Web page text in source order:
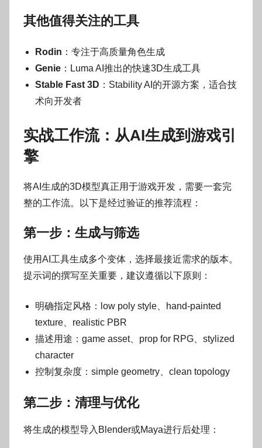
其他值得关注的工具
Rodin ：专注于高质量角色生成
Genie ：Luma AI推出的快速3D生成工具
Stable Fast 3D ：Stability AI的开源方案，适合技
术向开发者
实战工作流：从AI生成到游戏引
擎
将AI生成的3D模型真正用于游戏开发，需要一套完
整的工作流。以下是经过验证的推荐流程：
第一步：生成与筛选
使用AI工具生成多个变体，选择最接近需求的版本。
提示词的撰写至关重要，建议遵循以下原则：
明确指定风格：low poly style、hand-painted
texture、realistic PBR
描述用途：game asset、prop for RPG、stylized
character
控制复杂度：simple geometry、clean topology
第二步：清理与优化
将生成的模型导入Blender或Maya进行后处理：